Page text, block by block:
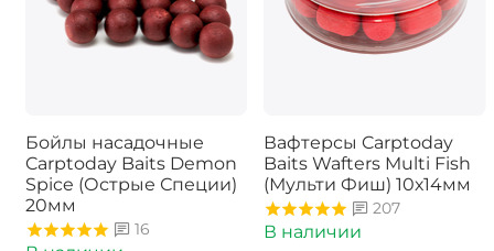
Бойлы насадочные
Carptoday Baits Demon
Spice (Острые Специи)
20мм
16
Вафтерсы Carptoday
Baits Wafters Multi Fish
(Мульти Фиш) 10х14мм
207
В наличии